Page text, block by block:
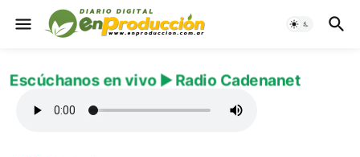
Escúchanos en vivo ▶️ Radio Cadenanet